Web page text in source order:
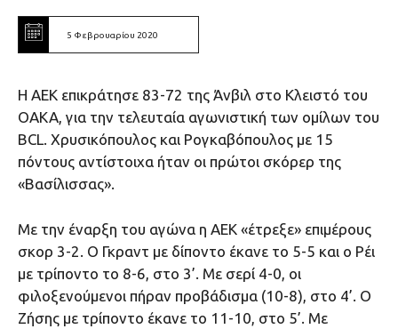
5 Φεβρουαρίου 2020
Η ΑΕΚ επικράτησε 83-72 της Άνβιλ στο Κλειστό του
ΟΑΚΑ, για την τελευταία αγωνιστική των ομίλων του
BCL. Χρυσικόπουλος και Ρογκαβόπουλος με 15
πόντους αντίστοιχα ήταν οι πρώτοι σκόρερ της
«Βασίλισσας».
Με την έναρξη του αγώνα η ΑΕΚ «έτρεξε» επιμέρους
σκορ 3-2. Ο Γκραντ με δίποντο έκανε το 5-5 και ο Ρέι
με τρίποντο το 8-6, στο 3’. Με σερί 4-0, οι
φιλοξενούμενοι πήραν προβάδισμα (10-8), στο 4’. Ο
Ζήσης με τρίποντο έκανε το 11-10, στο 5’. Με